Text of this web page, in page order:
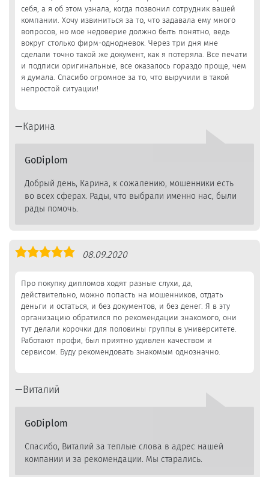
себя, а я об этом узнала, когда позвонил сотрудник вашей
компании. Хочу извиниться за то, что задавала ему много
вопросов, но мое недоверие должно быть понятно, ведь
вокруг столько фирм-однодневок. Через три дня мне
сделали точно такой же документ, как я потеряла. Все печати
и подписи оригинальные, все оказалось гораздо проще, чем
я думала. Спасибо огромное за то, что выручили в такой
непростой ситуации!
Карина
GoDiplom
Добрый день, Карина, к сожалению, мошенники есть
во всех сферах. Рады, что выбрали именно нас, были
рады помочь.
Оценка
08.09.2020
Про покупку дипломов ходят разные слухи, да,
действительно, можно попасть на мошенников, отдать
деньги и остаться, и без документов, и без денег. Я в эту
организацию обратился по рекомендации знакомого, они
тут делали корочки для половины группы в университете.
Работают профи, был приятно удивлен качеством и
сервисом. Буду рекомендовать знакомым однозначно.
Виталий
GoDiplom
Спасибо, Виталий за теплые слова в адрес нашей
компании и за рекомендации. Мы старались.